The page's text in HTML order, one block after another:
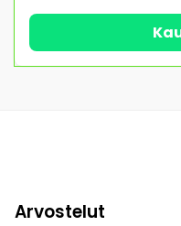
Arvostelut